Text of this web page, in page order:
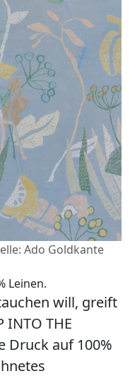
Ado Goldkante
Leinen.
will, greift
THE
Druck auf 100%